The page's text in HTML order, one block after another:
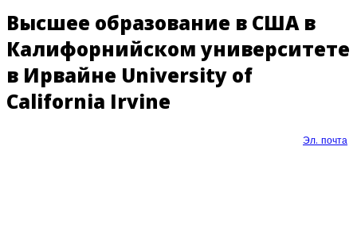
Высшее образование в США в
Калифорнийском университете
в Ирвайне University of
California Irvine
Эл. почта